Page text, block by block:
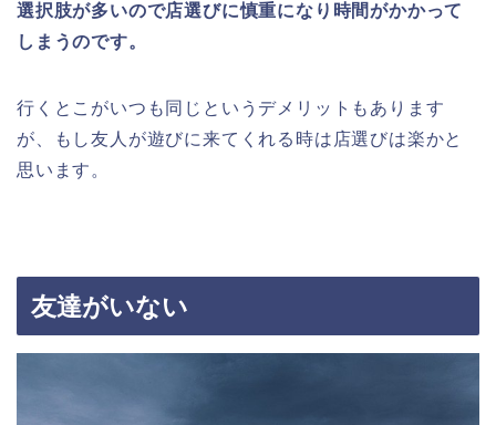
選択肢が多いので店選びに慎重になり時間がかかって
しまうのです。
行くとこがいつも同じというデメリットもあります
が、もし友人が遊びに来てくれる時は店選びは楽かと
思います。
友達がいない